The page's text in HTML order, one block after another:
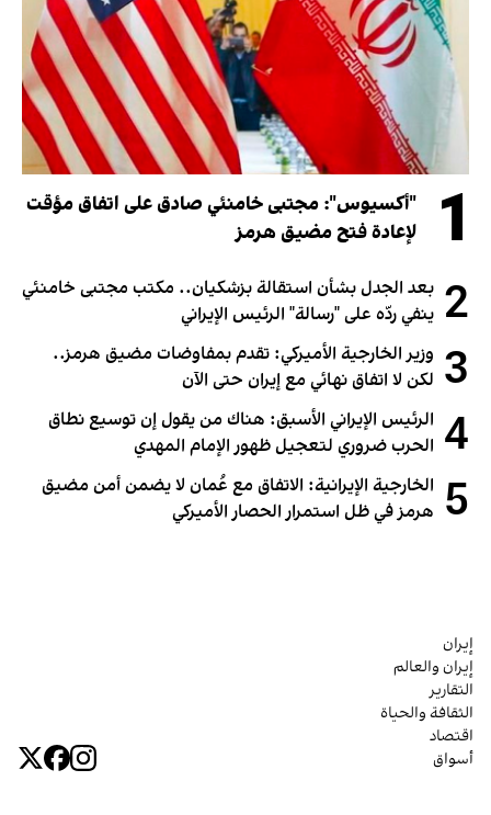
1
"أكسيوس": مجتبى خامنئي صادق على اتفاق مؤقت
لإعادة فتح مضيق هرمز
2 بعد الجدل بشأن استقالة بزشكيان.. مكتب مجتبى خامنئي
ينفي ردّه على "رسالة" الرئيس الإيراني
3 وزير الخارجية الأميركي: تقدم بمفاوضات مضيق هرمز..
لكن لا اتفاق نهائي مع إيران حتى الآن
4 الرئيس الإيراني الأسبق: هناك من يقول إن توسيع نطاق
الحرب ضروري لتعجيل ظهور الإمام المهدي
5 الخارجية الإيرانية: الاتفاق مع عُمان لا يضمن أمن مضيق
هرمز في ظل استمرار الحصار الأميركي
إيران
إيران والعالم
التقارير
الثقافة والحياة
اقتصاد
أسواق